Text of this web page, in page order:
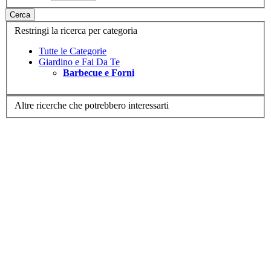
Cerca
Restringi la ricerca per categoria
Tutte le Categorie
Giardino e Fai Da Te
Barbecue e Forni
Altre ricerche che potrebbero interessarti